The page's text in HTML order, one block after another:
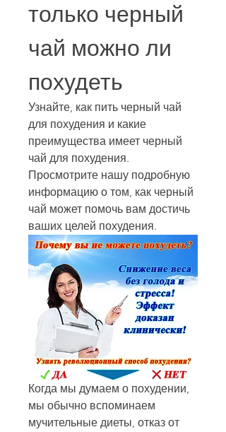
только черный
чай можно ли
похудеть
Узнайте, как пить черный чай
для похудения и какие
преимущества имеет черный
чай для похудения.
Просмотрите нашу подробную
информацию о том, как черный
чай может помочь вам достичь
ваших целей похудения.
Когда мы думаем о похудении,
мы обычно вспоминаем
мучительные диеты, отказ от